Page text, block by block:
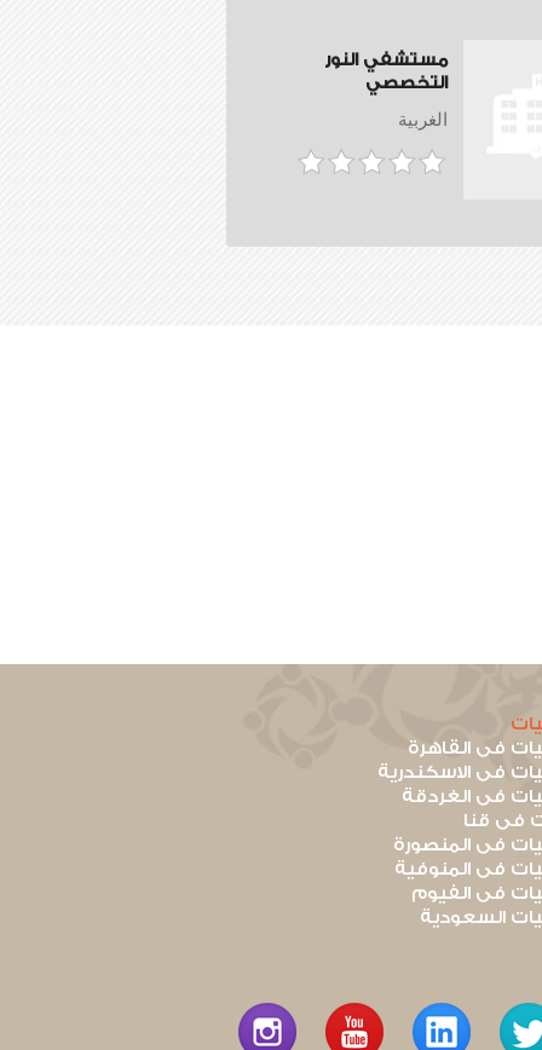
مستشفي النور
التخصصي
الغربية
فى القاهرة
فى الاسكندرية
فى الغردقة
فى قنا
فى المنصورة
فى المنوفية
فى الفيوم
السعودية